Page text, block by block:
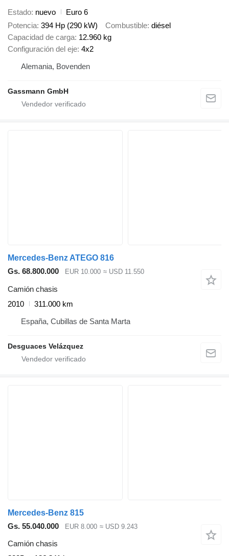
Estado nuevo
Euro 6
Potencia 394 Hp (290 kW) Combustible diésel
Capacidad de carga 12.960 kg
Configuración del eje 4x2
Alemania, Bovenden
Gassmann GmbH
Mercedes-Benz ATEGO 816
Gs. 68.800.000
EUR 10.000 ≈ USD 11.550
Camión chasis
2010
311.000 km
España, Cubillas de Santa Marta
Desguaces Velázquez
Mercedes-Benz 815
Gs. 55.040.000
EUR 8.000 ≈ USD 9.243
Camión chasis